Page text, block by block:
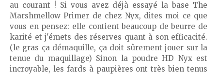
au courant ! Si vous avez déjà essayé la base The
Marshmellow Primer de chez Nyx, dites moi ce que
vous en pensez: elle contient beaucoup de beurre de
karité et j'émets des réserves quant à son efficacité.
(le gras ça démaquille, ça doit sûrement jouer sur la
tenue du maquillage) Sinon la poudre HD Nyx est
incroyable, les fards à paupières ont très bien tenus